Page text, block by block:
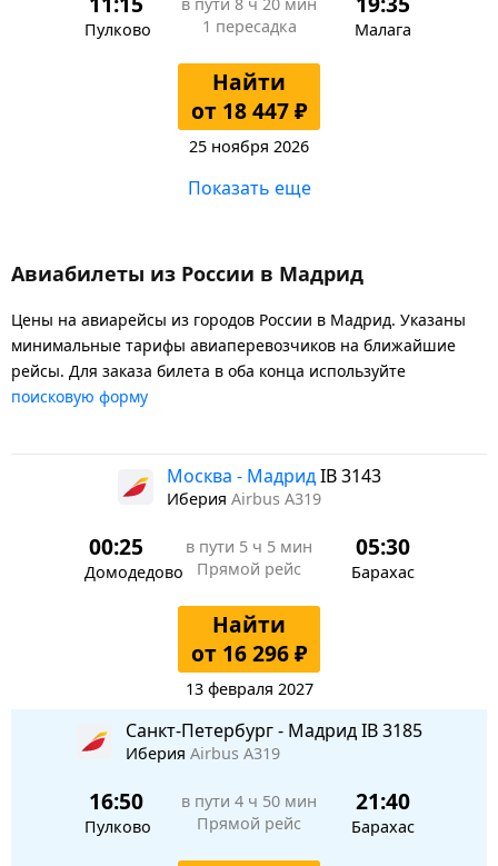
Пулково
1 пересадка
Малага
Найти
от 18 447 ₽
25 ноября 2026
Показать еще
Авиабилеты из России в Мадрид
Цены на авиарейсы из городов России в Мадрид. Указаны
минимальные тарифы авиаперевозчиков на ближайшие
рейсы. Для заказа билета в оба конца используйте
поисковую форму
Москва - МадридIB 3143
Иберия Airbus A319
00:25
Домодедово
в пути 5 ч 5 мин
Прямой рейс
05:30
Барахас
Найти
от 16 296 ₽
13 февраля 2027
Санкт-Петербург - Мадрид IB 3185
Иберия Airbus A319
16:50
Пулково
в пути 4 ч 50 мин
Прямой рейс
21:40
Барахас